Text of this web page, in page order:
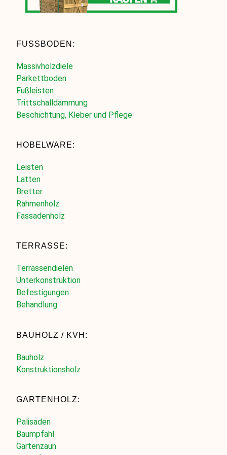
FUSSBODEN:
Massivholzdiele
Parkettboden
Fußleisten
Trittschalldämmung
Beschichtung, Kleber und Pflege
HOBELWARE:
Leisten
Latten
Bretter
Rahmenholz
Fassadenholz
TERRASSE:
Terrassendielen
Unterkonstruktion
Befestigungen
Behandlung
BAUHOLZ / KVH:
Bauholz
Konstruktionsholz
GARTENHOLZ:
Palisaden
Baumpfahl
Gartenzaun